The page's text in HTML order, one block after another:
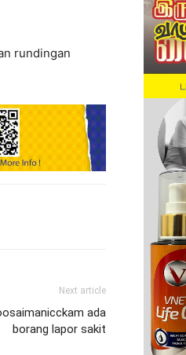
rundingan
Next article
ada
borang lapor sakit